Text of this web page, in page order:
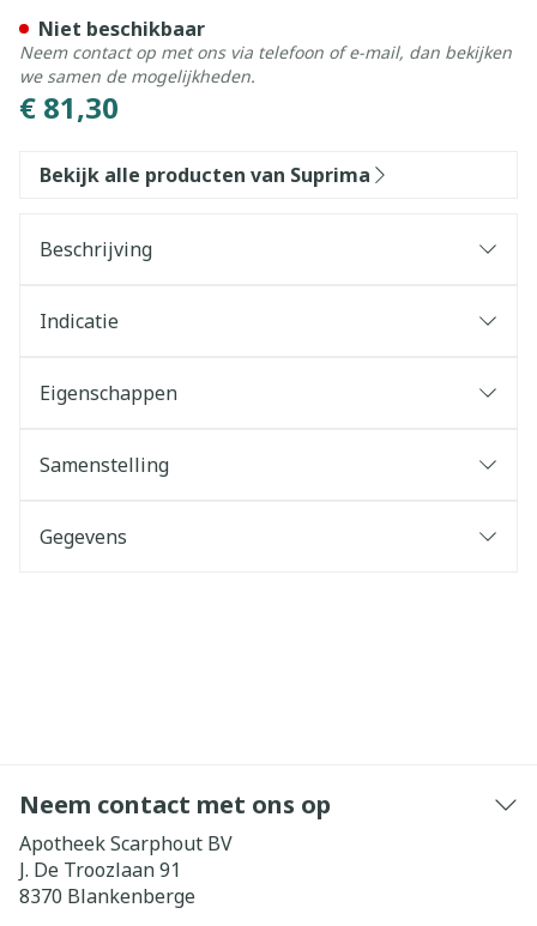
€ 81,30
Niet beschikbaar
Neem contact op met ons via telefoon of e-mail, dan bekijken
we samen de mogelijkheden.
Bekijk alle producten van Suprima
Beschrijving
Indicatie
Eigenschappen
Samenstelling
Gegevens
Neem contact met ons op
Apotheek Scarphout BV
J. De Troozlaan 91
8370 Blankenberge